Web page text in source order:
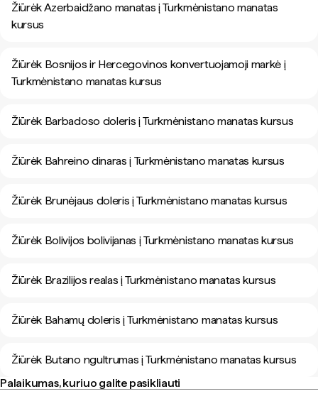
Žiūrėk Azerbaidžano manatas į Turkmėnistano manatas
kursus
Žiūrėk Bosnijos ir Hercegovinos konvertuojamoji markė į
Turkmėnistano manatas kursus
Žiūrėk Barbadoso doleris į Turkmėnistano manatas kursus
Žiūrėk Bahreino dinaras į Turkmėnistano manatas kursus
Žiūrėk Brunėjaus doleris į Turkmėnistano manatas kursus
Žiūrėk Bolivijos bolivijanas į Turkmėnistano manatas kursus
Žiūrėk Brazilijos realas į Turkmėnistano manatas kursus
Žiūrėk Bahamų doleris į Turkmėnistano manatas kursus
Žiūrėk Butano ngultrumas į Turkmėnistano manatas kursus
Palaikumas, kuriuo galite pasikliauti